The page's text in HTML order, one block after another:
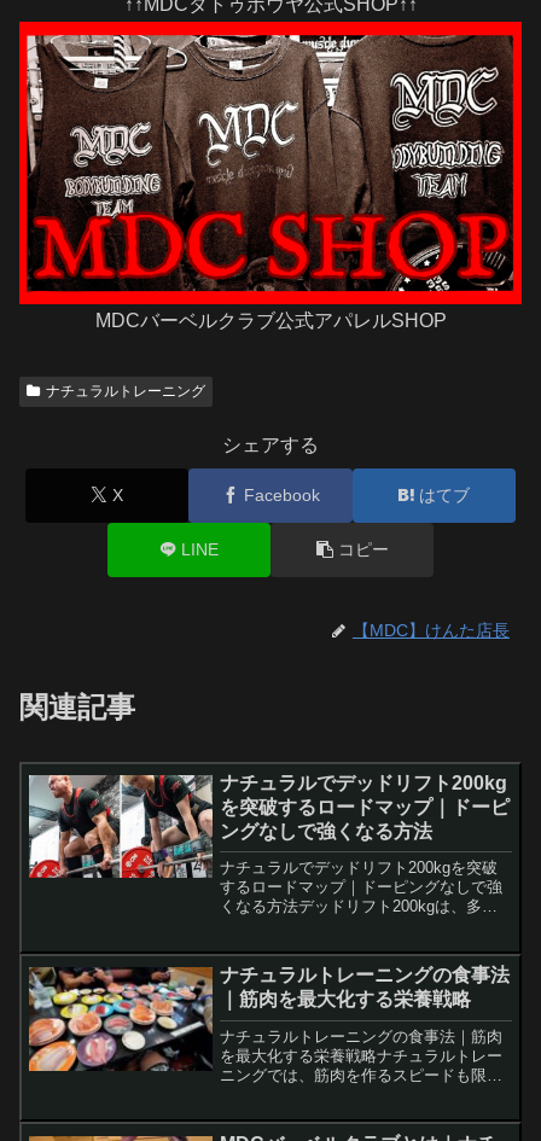
↑↑MDCタトゥボウヤ公式SHOP↑↑
MDCバーベルクラブ公式アパレルSHOP
ナチュラルトレーニング
シェアする
X Facebook はてブ
LINE コピー
【MDC】けんた店長
関連記事
ナチュラルでデッドリフト200kg
を突破するロードマップ｜ドーピ
ングなしで強くなる方法
ナチュラルでデッドリフト200kgを突破
するロードマップ｜ドーピングなしで強
くなる方法デッドリフト200kgは、多く
力が必要ですが、正しい戦略を実践すれ
ば現実的に達成...
ナチュラルトレーニングの食事法
｜筋肉を最大化する栄養戦略
ナチュラルトレーニングの食事法｜筋肉
を最大化する栄養戦略ナチュラルトレー
ニングでは、筋肉を作るスピードも限ら
す。 この記事では、ドーピングなしでも